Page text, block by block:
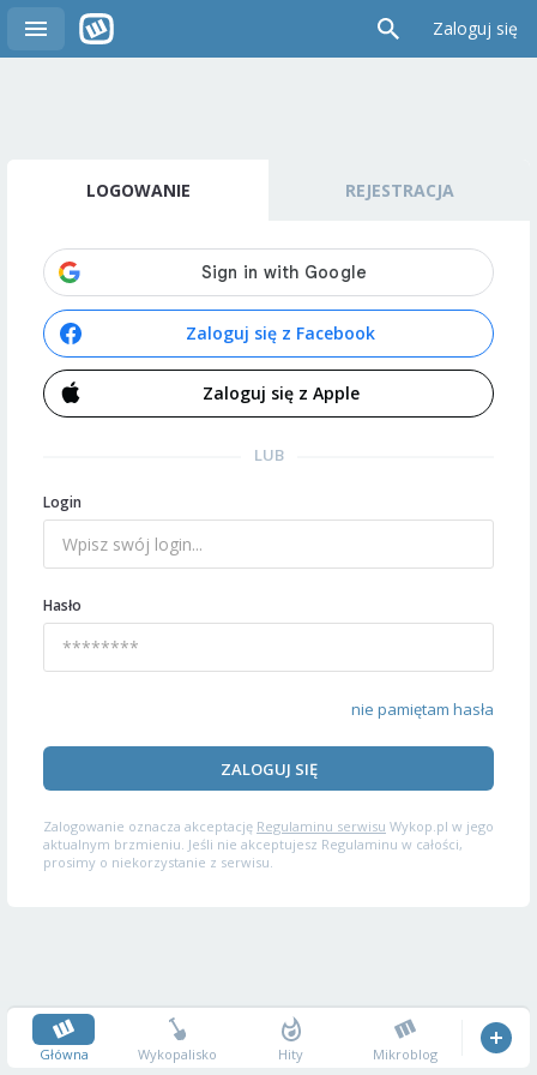
Zaloguj się
LOGOWANIE REJESTRACJA
Zaloguj się z Facebook
Zaloguj się z Apple
LUB
Login
Hasło
nie pamiętam hasła
ZALOGUJ SIĘ
Zalogowanie oznacza akceptację Regulaminu serwisu Wykop.pl w jego
aktualnym brzmieniu. Jeśli nie akceptujesz Regulaminu w całości,
prosimy o niekorzystanie z serwisu.
Główna Wykopalisko Hity Mikroblog